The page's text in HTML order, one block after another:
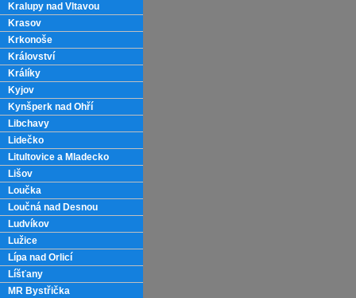
Kralupy nad Vltavou
Krasov
Krkonoše
Království
Králíky
Kyjov
Kynšperk nad Ohří
Libchavy
Lidečko
Litultovice a Mladecko
Lišov
Loučka
Loučná nad Desnou
Ludvíkov
Lužice
Lípa nad Orlicí
Líšťany
MR Bystřička